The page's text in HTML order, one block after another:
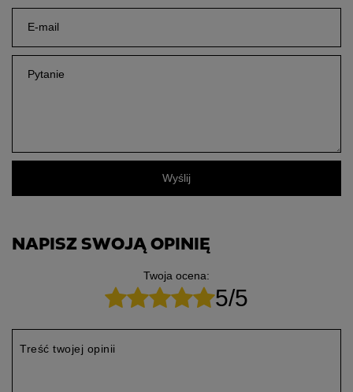
E-mail
Pytanie
Wyślij
NAPISZ SWOJĄ OPINIĘ
Twoja ocena:
5/5
Treść twojej opinii